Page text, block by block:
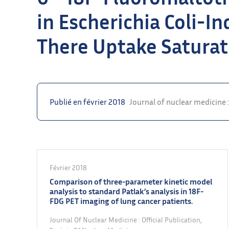
in Escherichia Coli-
There Uptake
Publié en février 2018 Journal of nuclear
Février 2018
Comparison of three-parameter kinetic model
analysis to standard Patlak’s analysis in 18F-
FDG PET imaging of lung cancer patients.
Journal Of Nuclear Medicine : Official Publication,